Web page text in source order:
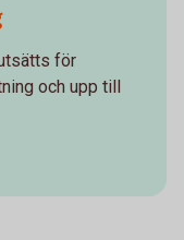
för
och upp till